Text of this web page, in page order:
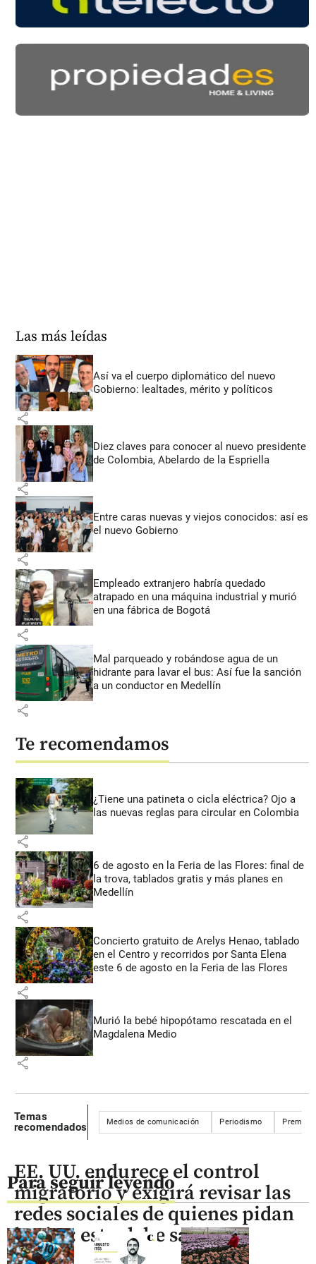
Las más leídas
Así va el cuerpo diplomático del nuevo
Gobierno: lealtades, mérito y políticos
share
Diez claves para conocer al nuevo presidente
de Colombia, Abelardo de la Espriella
share
Entre caras nuevas y viejos conocidos: así es
el nuevo Gobierno
share
Empleado extranjero habría quedado
atrapado en una máquina industrial y murió
en una fábrica de Bogotá
share
Mal parqueado y robándose agua de un
hidrante para lavar el bus: Así fue la sanción
a un conductor en Medellín
share
Te recomendamos
¿Tiene una patineta o cicla eléctrica? Ojo a
las nuevas reglas para circular en Colombia
share
6 de agosto en la Feria de las Flores: final de
la trova, tablados gratis y más planes en
Medellín
share
Concierto gratuito de Arelys Henao, tablado
en el Centro y recorridos por Santa Elena
este 6 de agosto en la Feria de las Flores
share
Murió la bebé hipopótamo rescatada en el
Magdalena Medio
share
Temas
recomendados
Medios de comunicación Periodismo Premios
Para seguir leyendo
EE. UU. endurece el control
migratorio y exigirá revisar las
redes sociales de quienes pidan
la visa: esto debe saber